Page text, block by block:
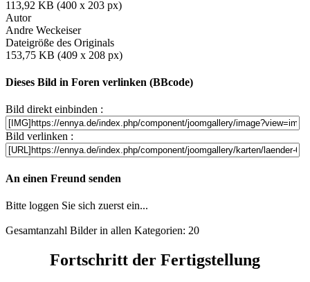
113,92 KB (400 x 203 px)
Autor
Andre Weckeiser
Dateigröße des Originals
153,75 KB (409 x 208 px)
Dieses Bild in Foren verlinken (BBcode)
Bild direkt einbinden :
Bild verlinken :
An einen Freund senden
Bitte loggen Sie sich zuerst ein...
Gesamtanzahl Bilder in allen Kategorien: 20
Fortschritt der Fertigstellung